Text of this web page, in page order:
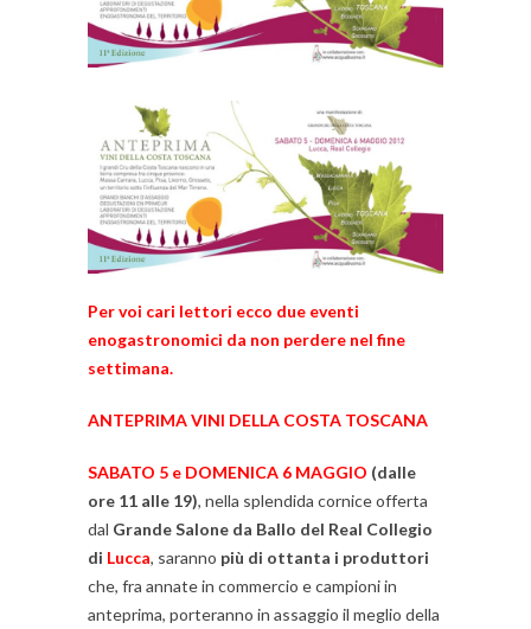
Per voi cari lettori ecco due eventi
enogastronomici da non perdere nel fine
settimana.
ANTEPRIMA VINI DELLA COSTA TOSCANA
SABATO 5 e DOMENICA 6 MAGGIO (dalle
ore 11 alle 19), nella splendida cornice offerta
dal GrandeSalone da Ballo del Real Collegio
di Lucca, saranno più di ottanta i produttori
che, fra annate in commercio e campioni in
anteprima, porteranno in assaggio il meglio della